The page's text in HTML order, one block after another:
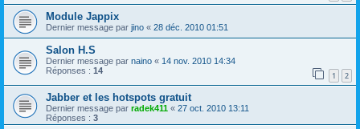
Module Jappix
Dernier message par jino « 28 déc. 2010 01:51
Salon H.S
Dernier message par naino « 14 nov. 2010 14:34
Réponses : 14 1 2
Jabber et les hotspots gratuit
Dernier message par radek411 « 27 oct. 2010 13:11
Réponses : 3